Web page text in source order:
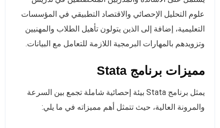
علوم التحليل الإحصائي والاقتصاد التطبيقي في المؤسسات
التعليمية، إضافة إلى الذين يتولون تأهيل الطلاب والمهنيين
وتزويدهم بالمهارات البرمجية اللازمة للتعامل مع البيانات.
مميزات برنامج Stata
يمثل برنامج Stata بيئة إحصائية شاملة تجمع بين السرعة
والمرونة العالية، حيث تتمثل أهم مميزاته في ما يلي: